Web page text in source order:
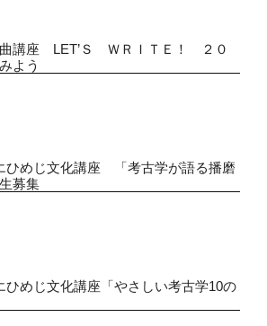
曲講座 LET’Ｓ ＷＲＩＴＥ！ ２０
よう
ひめじ文化講座 「考古学が語る播磨
募集
ひめじ文化講座「やさしい考古学10の